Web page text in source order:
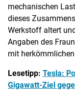
mechanischen
dieses
Werkstoff altert
Angaben des
mit
Lesetipp: Tesla:
Gigawatt-Ziel